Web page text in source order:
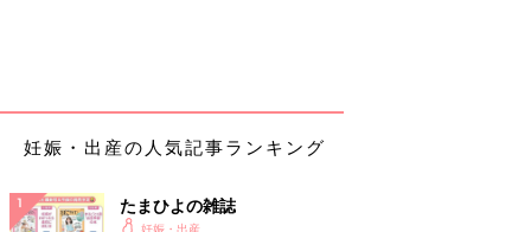
妊娠・出産の人気記事ランキング
たまひよの雑誌
妊娠・出産